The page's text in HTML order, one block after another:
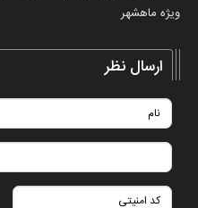
ویژه ماهشهر
ارسال نظر